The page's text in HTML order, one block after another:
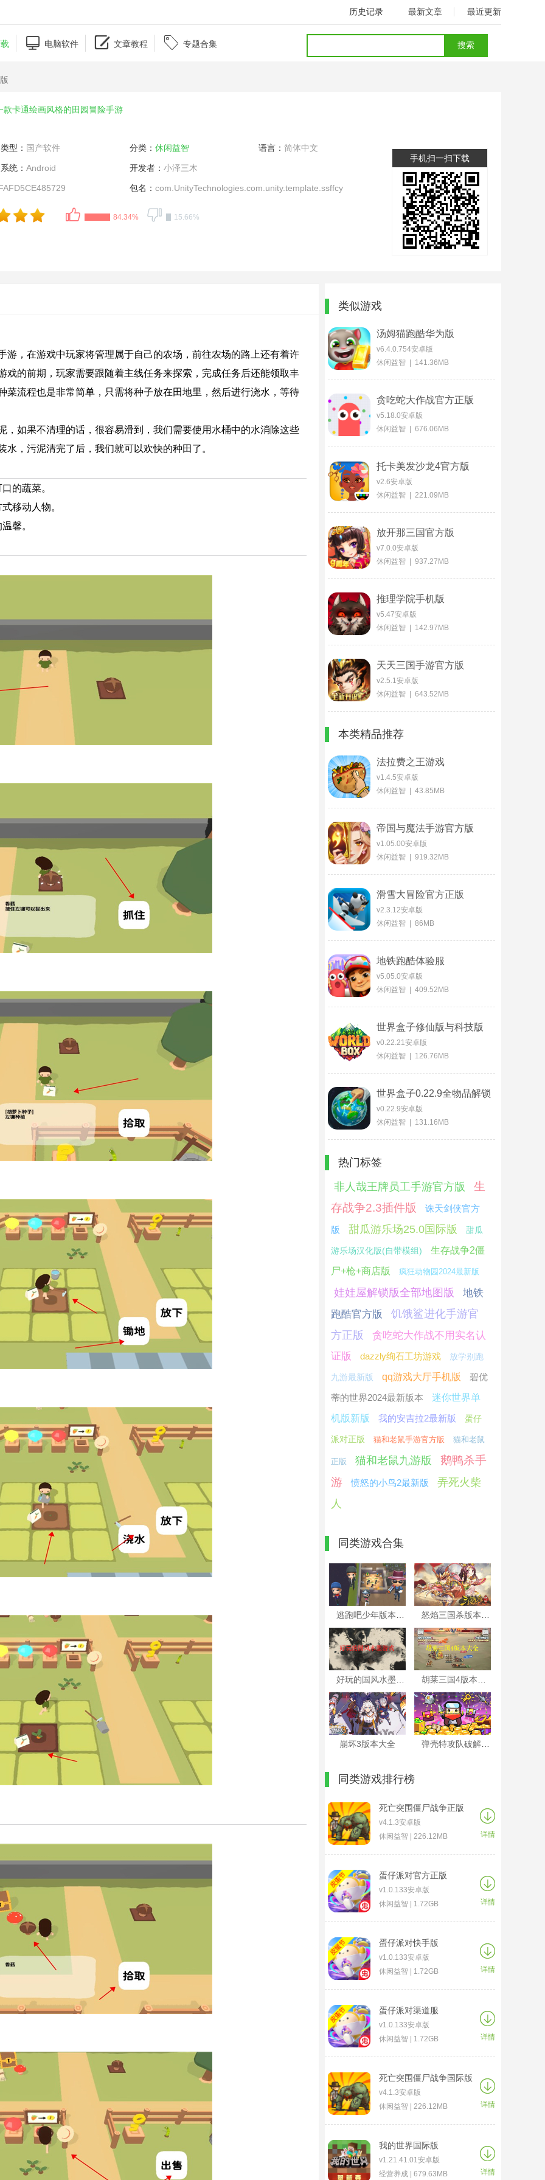
历史记录 最新文章 最近更新
 电脑软件  文章教程  专题合集
款卡通绘画风格的田园冒险手游
类型： 国产软件 分类： 休闲益智 语言： 简体中文
系统： Android 开发者： 小泽三木
包名： com.UnityTechnologies.com.unity.template.ssffcy
84.34% 15.66%
手机扫一扫下载
游，在游戏中玩家将管理属于自己的农场，前往农场的路上还有着许
戏的前期，玩家需要跟随着主线任务来探索，完成任务后还能领取丰
菜流程也是非常简单，只需将种子放在田地里，然后进行浇水，等待
，如果不清理的话，很容易滑到，我们需要使用水桶中的水消除这些
，污泥清完了后，我们就可以欢快的种田了。
的蔬菜。
移动人物。
馨。
类似游戏
汤姆猫跑酷华为版
v6.4.0.754安卓版
休闲益智 | 141.36MB
贪吃蛇大作战官方正版
v5.18.0安卓版
休闲益智 | 676.06MB
托卡美发沙龙4官方版
v2.6安卓版
休闲益智 | 221.09MB
放开那三国官方版
v7.0.0安卓版
休闲益智 | 937.27MB
推理学院手机版
v5.47安卓版
休闲益智 | 142.97MB
天天三国手游官方版
v2.5.1安卓版
休闲益智 | 643.52MB
本类精品推荐
法拉费之王游戏
v1.4.5安卓版
休闲益智 | 43.85MB
帝国与魔法手游官方版
v1.05.00安卓版
休闲益智 | 919.32MB
滑雪大冒险官方正版
v2.3.12安卓版
休闲益智 | 86MB
地铁跑酷体验服
v5.05.0安卓版
休闲益智 | 409.52MB
世界盒子修仙版与科技版
mod版
v0.22.21安卓版
休闲益智 | 126.76MB
世界盒子0.22.9全物品解锁
版
v0.22.9安卓版
休闲益智 | 131.16MB
热门标签
非人哉王牌员工手游官方版
生
存战争2.3插件版
诛天剑侠官方
版 甜瓜游乐场25.0国际版 甜瓜
游乐场汉化版(自带模组)
生存战争2僵
尸+枪+商店版
疯狂动物园2024最新版
娃娃屋解锁版全部地图版
地铁
跑酷官方版
饥饿鲨进化手游官
方正版
贪吃蛇大作战不用实名认
证版
dazzly绚石工坊游戏 放学别跑
九游最新版 qq游戏大厅手机版
碧优
蒂的世界2024最新版本
迷你世界单
机版新版
我的安吉拉2最新版 蛋仔
派对正版 猫和老鼠手游官方版 猫和老鼠
正版 猫和老鼠九游版
鹅鸭杀手
游
愤怒的小鸟2最新版
弄死火柴
人
同类游戏合集
崩坏3版本大全
同类游戏排行榜
死亡突围僵尸战争正版
v4.1.3安卓版
休闲益智 | 226.12MB
详情
蛋仔派对官方正版
v1.0.133安卓版
休闲益智 | 1.72GB
详情
蛋仔派对快手版
v1.0.133安卓版
休闲益智 | 1.72GB
详情
蛋仔派对渠道服
v1.0.133安卓版
休闲益智 | 1.72GB
详情
死亡突围僵尸战争国际版
v4.1.3安卓版
休闲益智 | 226.12MB
详情
我的世界国际版
v1.21.41.01安卓版
经营养成 | 679.63MB
详情